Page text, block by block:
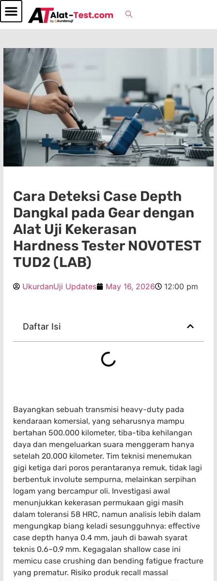
Cara Deteksi Case Depth
Dangkal pada Gear dengan
Alat Uji Kekerasan
Hardness Tester NOVOTEST
TUD2 (LAB)
UkurdanUji Updates May 16, 2026 12:00 pm
Daftar Isi
Bayangkan sebuah transmisi heavy-duty pada
kendaraan komersial, yang seharusnya mampu
bertahan 500.000 kilometer, tiba-tiba kehilangan
daya dan mengeluarkan suara menggeram hanya
setelah 20.000 kilometer. Tim teknisi menemukan
gigi ketiga dari poros perantaranya remuk, tidak lagi
berbentuk involute sempurna, melainkan serpihan
logam yang bercampur oli. Investigasi awal
menunjukkan kekerasan permukaan gigi masih
dalam toleransi 58 HRC, namun analisis lebih dalam
mengungkap biang keladi sesungguhnya: effective
case depth hanya 0.4 mm, jauh di bawah syarat
teknis 0.6–0.9 mm. Kegagalan shallow case ini
memicu case crushing dan bending fatigue fracture
yang prematur. Risiko produk recall massal